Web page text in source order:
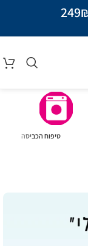
טיפוח הכביסה